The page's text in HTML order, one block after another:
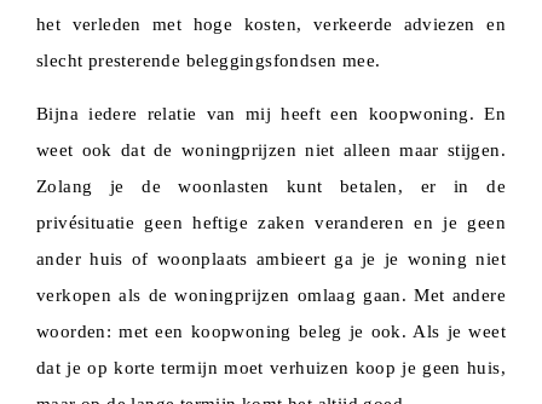
het verleden met hoge kosten, verkeerde adviezen en
slecht presterende beleggingsfondsen mee.
Bijna iedere relatie van mij heeft een koopwoning. En
weet ook dat de woningprijzen niet alleen maar stijgen.
Zolang je de woonlasten kunt betalen, er in de
privésituatie geen heftige zaken veranderen en je geen
ander huis of woonplaats ambieert ga je je woning niet
verkopen als de woningprijzen omlaag gaan. Met andere
woorden: met een koopwoning beleg je ook. Als je weet
dat je op korte termijn moet verhuizen koop je geen huis,